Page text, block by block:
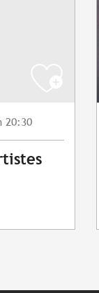
20:30